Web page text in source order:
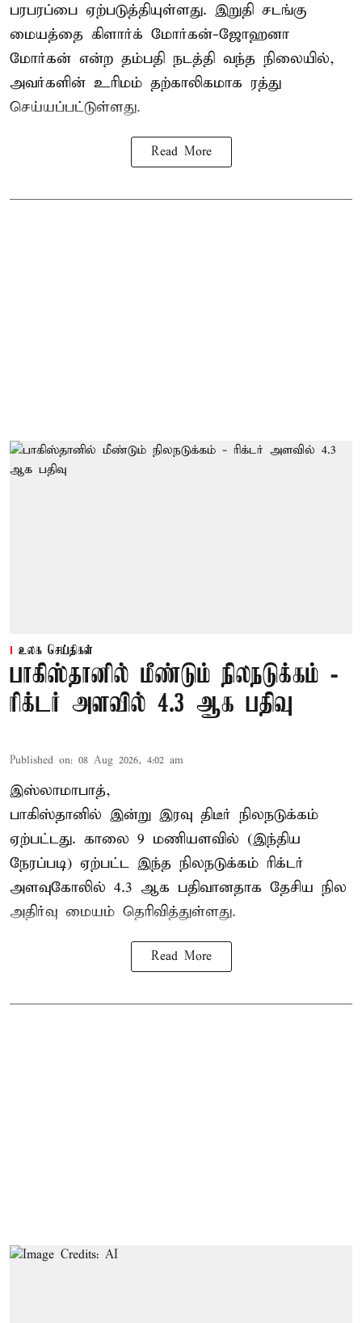
பரபரப்பை ஏற்படுத்தியுள்ளது. இறுதி சடங்கு
மையத்தை கிளார்க் மோர்கன்-ஜோஹனா
மோர்கன் என்ற தம்பதி நடத்தி வந்த நிலையில்,
அவர்களின் உரிமம் தற்காலிகமாக ரத்து
செய்யப்பட்டுள்ளது.
Read More
உலக செய்திகள்
பாகிஸ்தானில் மீண்டும் நிலநடுக்கம் -
ரிக்டர் அளவில் 4.3 ஆக பதிவு
Published on: 08 Aug 2026, 4:02 am
இஸ்லாமாபாத்,
பாகிஸ்தானில் இன்று இரவு திடீர் நிலநடுக்கம்
ஏற்பட்டது. காலை 9 மணியளவில் (இந்திய
நேரப்படி) ஏற்பட்ட இந்த நிலநடுக்கம் ரிக்டர்
அளவுகோலில் 4.3 ஆக பதிவானதாக தேசிய நில
அதிர்வு மையம் தெரிவித்துள்ளது.
Read More